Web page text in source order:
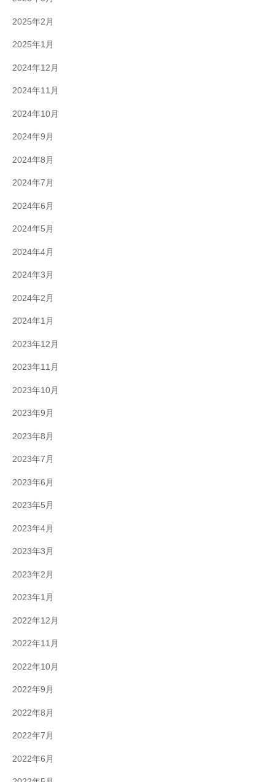
2025年2月
2025年1月
2024年12月
2024年11月
2024年10月
2024年9月
2024年8月
2024年7月
2024年6月
2024年5月
2024年4月
2024年3月
2024年2月
2024年1月
2023年12月
2023年11月
2023年10月
2023年9月
2023年8月
2023年7月
2023年6月
2023年5月
2023年4月
2023年3月
2023年2月
2023年1月
2022年12月
2022年11月
2022年10月
2022年9月
2022年8月
2022年7月
2022年6月